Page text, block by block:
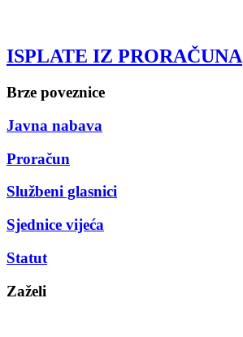
ISPLATE IZ PRORAČUNA
Brze poveznice
Javna nabava
Proračun
Službeni glasnici
Sjednice vijeća
Statut
Zaželi